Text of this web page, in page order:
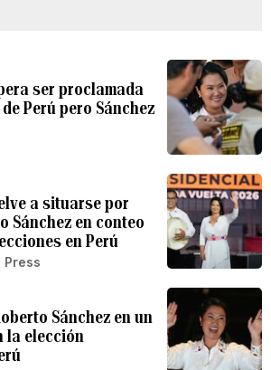
ser proclamada
Perú pero Sánchez
a situarse por
Sánchez en conteo
en Perú
Press
Sánchez en un
la elección